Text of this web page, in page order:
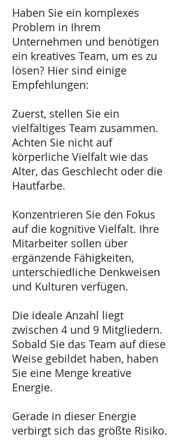
Haben Sie ein komplexes
Problem in Ihrem
Unternehmen und benötigen
ein kreatives Team, um es zu
lösen? Hier sind einige
Empfehlungen:
​Zuerst, stellen Sie ein
vielfältiges Team zusammen.
Achten Sie nicht auf
körperliche Vielfalt wie das
Alter, das Geschlecht oder die
Hautfarbe.
Konzentrieren Sie den Fokus
auf die kognitive Vielfalt. Ihre
Mitarbeiter sollen über
ergänzende Fähigkeiten,
unterschiedliche Denkweisen
und Kulturen verfügen.
Die ideale Anzahl liegt
zwischen 4 und 9 Mitgliedern.
Sobald Sie das Team auf diese
Weise gebildet haben, haben
Sie eine Menge kreative
Energie.
Gerade in dieser Energie
verbirgt sich das größte Risiko.